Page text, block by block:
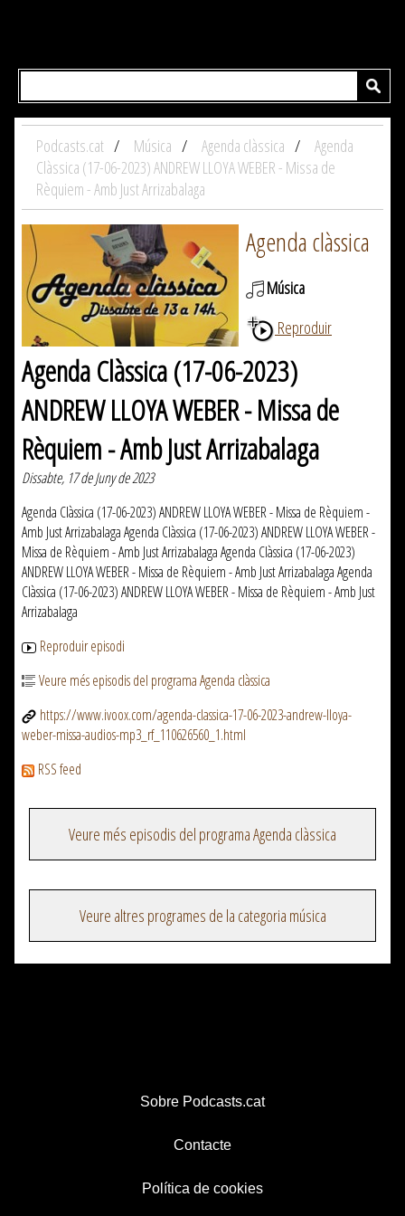
Podcasts.cat Música Agenda clàssica
Agenda
Clàssica (17-06-2023) ANDREW LLOYA WEBER - Missa de
Rèquiem - Amb Just Arrizabalaga
Agenda clàssica
Música
Reproduir
Agenda Clàssica (17-06-2023)
ANDREW LLOYA WEBER - Missa de
Rèquiem - Amb Just Arrizabalaga
Dissabte, 17 de Juny de 2023
Agenda Clàssica (17-06-2023) ANDREW LLOYA WEBER - Missa de Rèquiem -
Amb Just Arrizabalaga Agenda Clàssica (17-06-2023) ANDREW LLOYA WEBER -
Missa de Rèquiem - Amb Just Arrizabalaga Agenda Clàssica (17-06-2023)
ANDREW LLOYA WEBER - Missa de Rèquiem - Amb Just Arrizabalaga Agenda
Clàssica (17-06-2023) ANDREW LLOYA WEBER - Missa de Rèquiem - Amb Just
Arrizabalaga
Reproduir episodi
Veure més episodis del programa Agenda clàssica
https://www.ivoox.com/agenda-classica-17-06-2023-andrew-lloya-
weber-missa-audios-mp3_rf_110626560_1.html
RSS feed
Veure més episodis del programa Agenda clàssica
Veure altres programes de la categoria música
Sobre Podcasts.cat
Contacte
Política de cookies